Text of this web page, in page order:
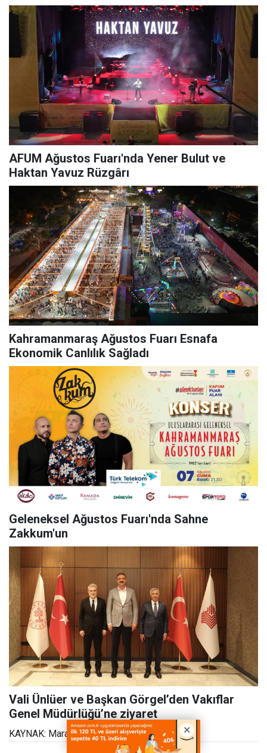
AFUM Ağustos Fuarı'nda Yener Bulut ve
Haktan Yavuz Rüzgârı
Kahramanmaraş Ağustos Fuarı Esnafa
Ekonomik Canlılık Sağladı
Geleneksel Ağustos Fuarı'nda Sahne
Zakkum'un
Vali Ünlüer ve Başkan Görgel’den Vakıflar
Genel Müdürlüğü’ne ziyaret
KAYNAK: Maraştanhaber